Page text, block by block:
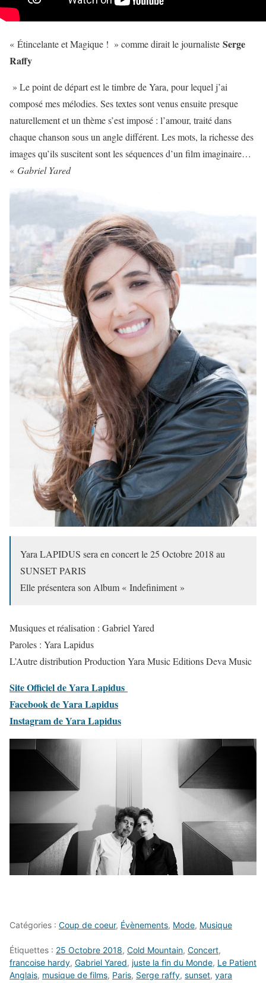
« Étincelante et Magique ! » comme dirait le journaliste Serge
Raffy
» Le point de départ est le timbre de Yara, pour lequel j’ai
composé mes mélodies. Ses textes sont venus ensuite presque
naturellement et un thème s’est imposé : l’amour, traité dans
chaque chanson sous un angle différent. Les mots, la richesse des
images qu’ils suscitent sont les séquences d’un film imaginaire…
« Gabriel Yared
Yara LAPIDUS sera en concert le 25 Octobre 2018 au
SUNSET PARIS
Elle présentera son Album « Indefiniment »
Musiques et réalisation : Gabriel Yared
Paroles : Yara Lapidus
L’Autre distribution Production Yara Music Editions Deva Music
Site Officiel de Yara Lapidus
Facebook de Yara Lapidus
Instagram de Yara Lapidus
Catégories : Coup de coeur, Évènements, Mode, Musique
Étiquettes : 25 Octobre 2018, Cold Mountain, Concert,
francoise hardy, Gabriel Yared, juste la fin du Monde, Le Patient
Anglais, musique de films, Paris, Serge raffy, sunset, yara